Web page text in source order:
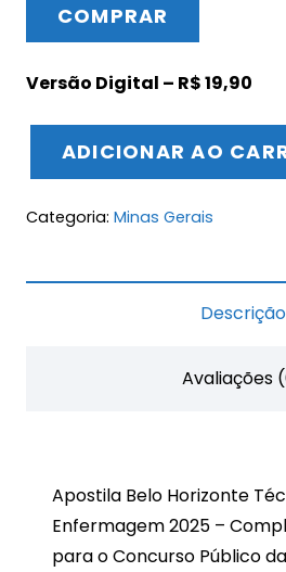
COMPRAR
Versão Digital – R$ 19,90
Apostila
Horizonte
em
ADICIONAR AO
Categoria: Minas Gerais
Descrição
Avaliações
Apostila Belo Horizonte
Enfermagem 2025 –
para o Concurso Público